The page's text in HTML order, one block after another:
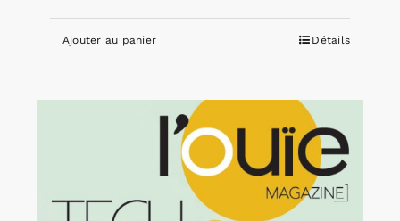
Ajouter au panier Détails